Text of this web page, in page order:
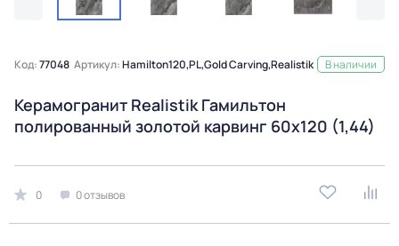
Код:77048 Артикул:Hamilton120,PL,Gold Carving,Realistik В наличии
Керамогранит Realistik Гамильтон
полированный золотой карвинг 60x120 (1,44)
0 0 отзывов